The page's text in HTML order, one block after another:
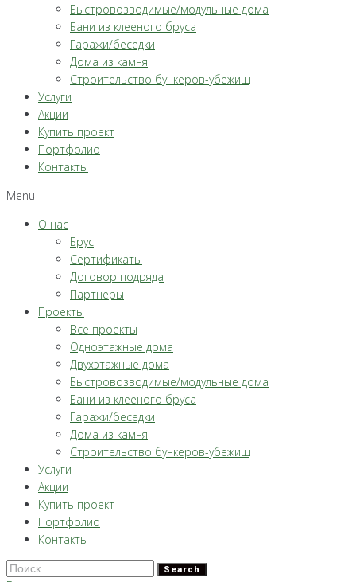
Быстровозводимые/модульные дома
Бани из клееного бруса
Гаражи/беседки
Дома из камня
Строительство бункеров-убежищ
Услуги
Акции
Купить проект
Портфолио
Контакты
Menu
О нас
Брус
Сертификаты
Договор подряда
Партнеры
Проекты
Все проекты
Одноэтажные дома
Двухэтажные дома
Быстровозводимые/модульные дома
Бани из клееного бруса
Гаражи/беседки
Дома из камня
Строительство бункеров-убежищ
Услуги
Акции
Купить проект
Портфолио
Контакты
Search